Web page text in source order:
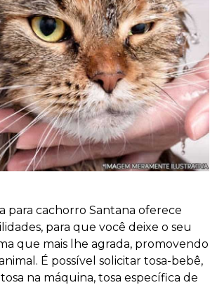
para cachorro Santana oferece
para que você deixe o seu
que mais lhe agrada, promovendo
É possível solicitar tosa-bebê,
na máquina, tosa específica de